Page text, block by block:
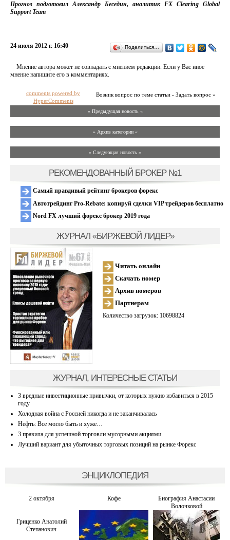
Прогноз подготовил Александр Беседин, аналитик FX Clearing Global
Support Team
24 июля 2012 г. 16:40 Поделиться…
Мнение автора может не совпадать с мнением редакции. Если у Вас иное
мнение напишите его в комментариях.
Возник вопрос по теме статьи - Задать вопрос »
comments powered by
HyperComments
« Предыдущая новость «
» Архив категории «
» Следующая новость »
РЕКОМЕНДОВАННЫЙ БРОКЕР №1
Самый правдивый рейтинг брокеров форекс
Автотрейдинг Pro-Rebate: копируй сделки VIP трейдеров бесплатно
Nord FX лучший форекс брокер 2019 года
ЖУРНАЛ «БИРЖЕВОЙ ЛИДЕР»
Читать онлайн
Скачать номер
Архив номеров
Партнерам
Количество загрузок: 10698824
ЖУРНАЛ, ИНТЕРЕСНЫЕ СТАТЬИ
3 вредные инвестиционные привычки, от которых нужно избавиться в 2015
году
Холодная война с Россией никогда и не заканчивалась
Нефть: Все могло быть и хуже…
3 правила для успешной торговли мусорными акциями
Лучший вариант для убыточных торговых позиций на рынке Форекс
ЭНЦИКЛОПЕДИЯ
2 октября Кофе
Биография Анастасии
Волочковой
Гриценко Анатолий
Степанович